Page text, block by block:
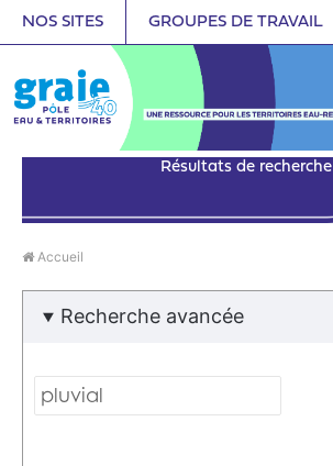
NOS SITES GROUPES DE TRAVAIL
Résultats de recherche
Accueil
Recherche avancée